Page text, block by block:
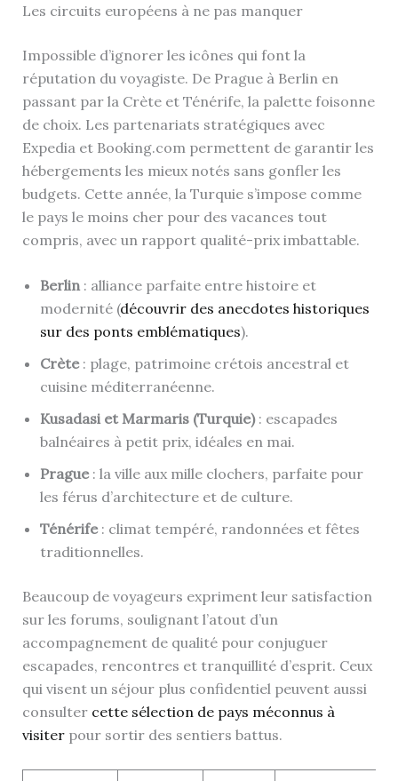
Les circuits européens à ne pas manquer
Impossible d’ignorer les icônes qui font la
réputation du voyagiste. De Prague à Berlin en
passant par la Crète et Ténérife, la palette foisonne
de choix. Les partenariats stratégiques avec
Expedia et Booking.com permettent de garantir les
hébergements les mieux notés sans gonfler les
budgets. Cette année, la Turquie s’impose comme
le pays le moins cher pour des vacances tout
compris, avec un rapport qualité-prix imbattable.
Berlin: alliance parfaite entre histoire et
modernité (découvrir des anecdotes historiques
sur des ponts emblématiques).
Crète: plage, patrimoine crétois ancestral et
cuisine méditerranéenne.
Kusadasi et Marmaris (Turquie): escapades
balnéaires à petit prix, idéales en mai.
Prague: la ville aux mille clochers, parfaite pour
les férus d’architecture et de culture.
Ténérife: climat tempéré, randonnées et fêtes
traditionnelles.
Beaucoup de voyageurs expriment leur satisfaction
sur les forums, soulignant l’atout d’un
accompagnement de qualité pour conjuguer
escapades, rencontres et tranquillité d’esprit. Ceux
qui visent un séjour plus confidentiel peuvent aussi
consulter cette sélection de pays méconnus à
visiterpour sortir des sentiers battus.